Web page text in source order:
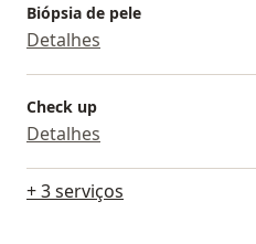
Biópsia de pele
Detalhes
Check up
Detalhes
+ 3 serviços